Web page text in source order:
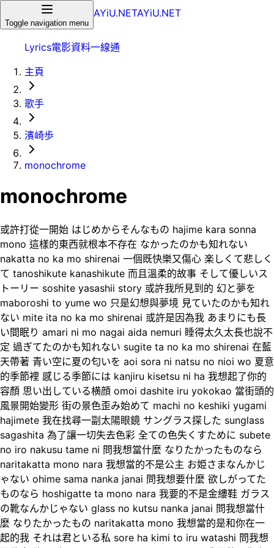
Toggle navigation menu
AYiU.NETAYiU.NET
Lyrics電影資料一線通
主頁
歌手
濱崎歩
monochrome
monochrome
或許打從一開始 はじめからそんなもの hajime kara sonna
mono 這樣的東西就根本不存在 なかったのかも知れない
nakatta no ka mo shirenai 一個既快樂又傷心 楽しくて悲しく
て tanoshikute kanashikute 而且溫柔的故事 そして優しいス
トーリー soshite yasashii story 或許我所見到的 幻と夢を
maboroshi to yume wo 只是幻想與夢境 見ていたのかも知れ
ない mite ita no ka mo shirenai 或許是因為我 あまりにも長
い間眠り amari ni mo nagai aida nemuri 睡得太久太長也說不
定 過ぎてたのかも知れない sugite ta no ka mo shirenai 在藍
天帶著 青い空に夏の匂いを aoi sora ni natsu no nioi wo 夏意
的季節裡 感じる季節には kanjiru kisetsu ni ha 我想起了你的
容顏 思い出している横顔 omoi dashite iru yokokao 當街頭的
風景開始變形 街の景色歪み始めて machi no keshiki yugami
hajimete 我在找尋一副太陽眼鏡 サングラス探した sunglass
sagashita 為了讓一切失去色彩 全ての色失くすために subete
no iro nakusu tame ni 問我想當什麼 なりたかったものなら
naritakatta mono nara 我想當的不是公主 お姫さまなんかじ
ゃない ohime sama nanka janai 問我想要什麼 欲しがってた
ものなら hoshigatte ta mono nara 我要的不是金縷鞋 ガラス
の靴なんかじゃない glass no kutsu nanka janai 問我想當什
麼 なりたかったもの naritakatta mono 我想當的是和你在一
起的我 それは君といる私 sore ha kimi to iru watashi 問我想